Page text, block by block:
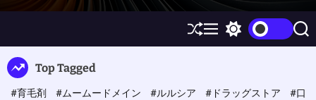
S
h
e
M
e w
h
S
e
h
Top Tagged
#育毛剤 #ムームードメイン #ルルシア #ドラッグストア
#口